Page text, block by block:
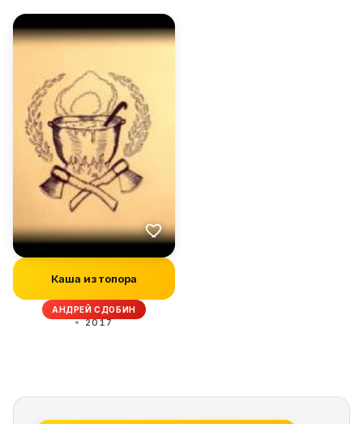
Каша из топора
АНДРЕЙ СДОБИН
2017